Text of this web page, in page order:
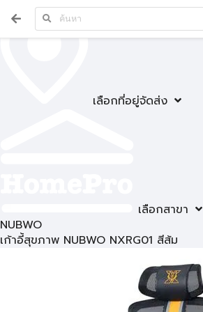
เลือกที่อยู่จัดส่ง
เลือกสาขา
NUBWO
เก้าอี้สุขภาพ NUBWO NXRG01 สีส้ม